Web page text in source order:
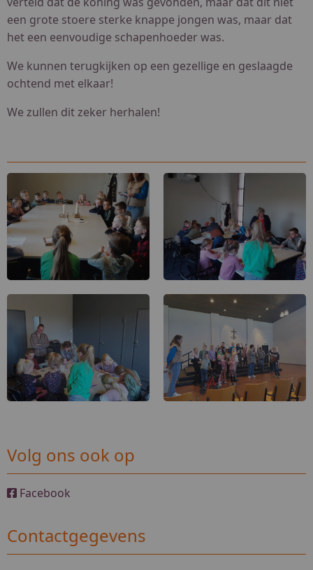
een grote stoere sterke knappe jongen was, maar dat
het een eenvoudige schapenhoeder was.
We kunnen terugkijken op een gezellige en geslaagde
ochtend met elkaar!
We zullen dit zeker herhalen!
Volg ons ook op
Facebook
Contactgegevens